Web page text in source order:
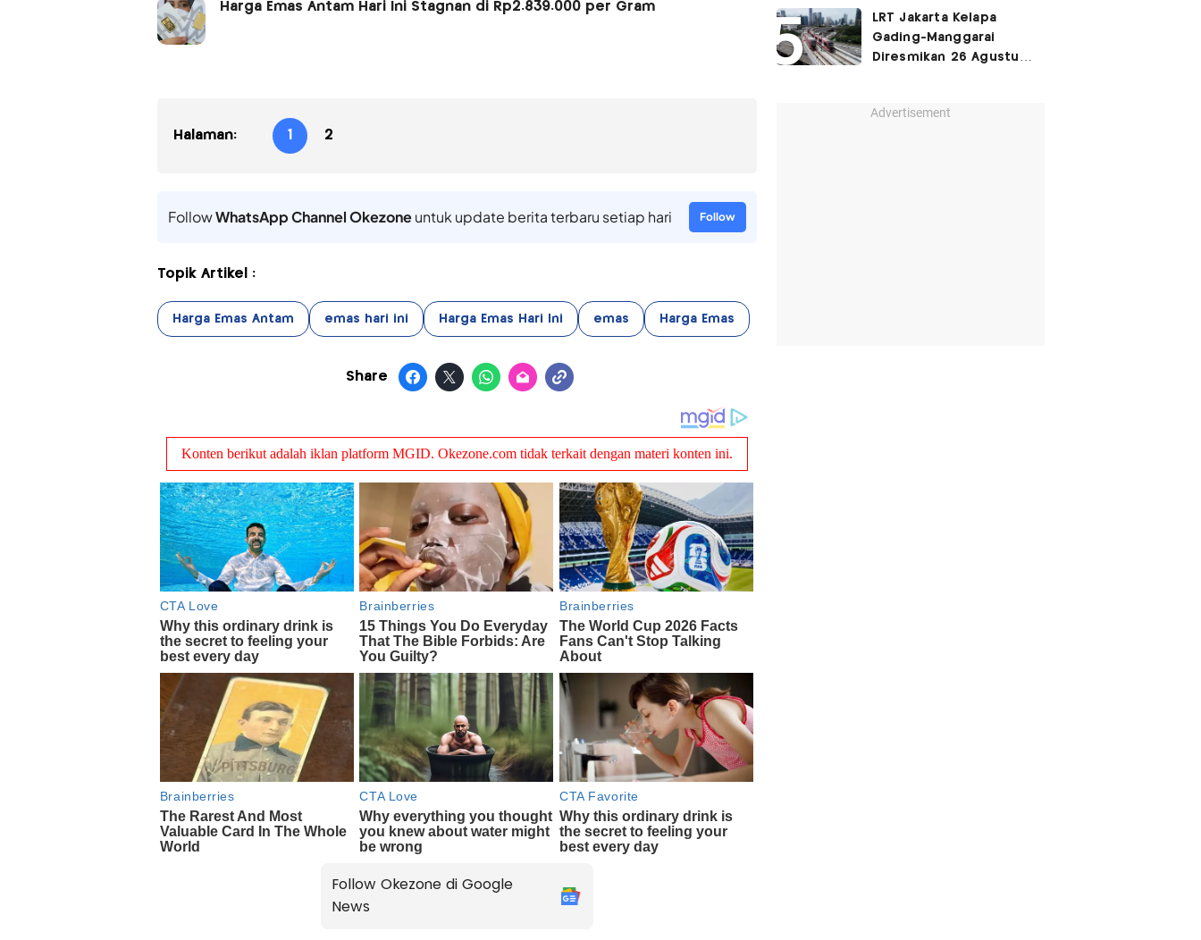
Harga Emas Antam Hari Ini Stagnan di Rp2.839.000 per Gram
Halaman: 1 2
FollowWhatsApp Channel Okezoneuntuk update berita terbaru setiap hari Follow
Topik Artikel :
Harga Emas Antam emas hari ini Harga Emas Hari Ini emas Harga Emas
Share
Follow Okezone di Google
News
LRT Jakarta Kelapa
Gading-Manggarai
Diresmikan 26 Agustus
Advertisement